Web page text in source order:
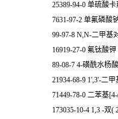
25389-94-0 单硫酸
7631-97-2 单氟磷酸
99-97-8 N,N-二甲基
16919-27-0 氟钛酸钾
89-08-7 4-磺酰水杨酸
21934-68-9 1',3'-二
71449-78-0 二苯基
173035-10-4 1,3 -双